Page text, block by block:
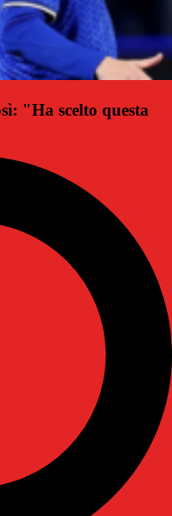
"Ha scelto questa